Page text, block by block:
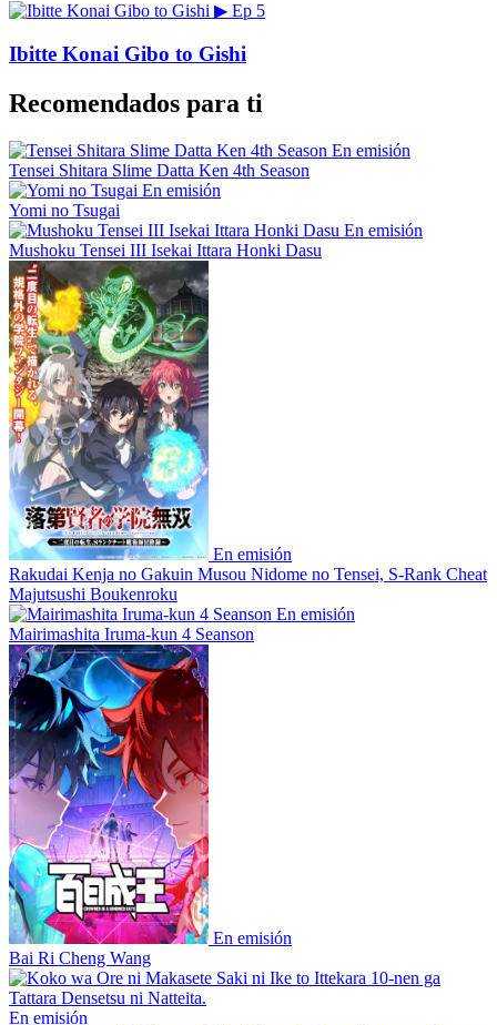
▶ Ep 5
Ibitte Konai Gibo to Gishi
Recomendados para ti
En emisión
Tensei Shitara Slime Datta Ken 4th Season
En emisión
Yomi no Tsugai
En emisión
Mushoku Tensei III Isekai Ittara Honki Dasu
En emisión
Rakudai Kenja no Gakuin Musou Nidome no Tensei, S-Rank Cheat
Majutsushi Boukenroku
En emisión
Mairimashita Iruma-kun 4 Seanson
En emisión
Bai Ri Cheng Wang
En emisión